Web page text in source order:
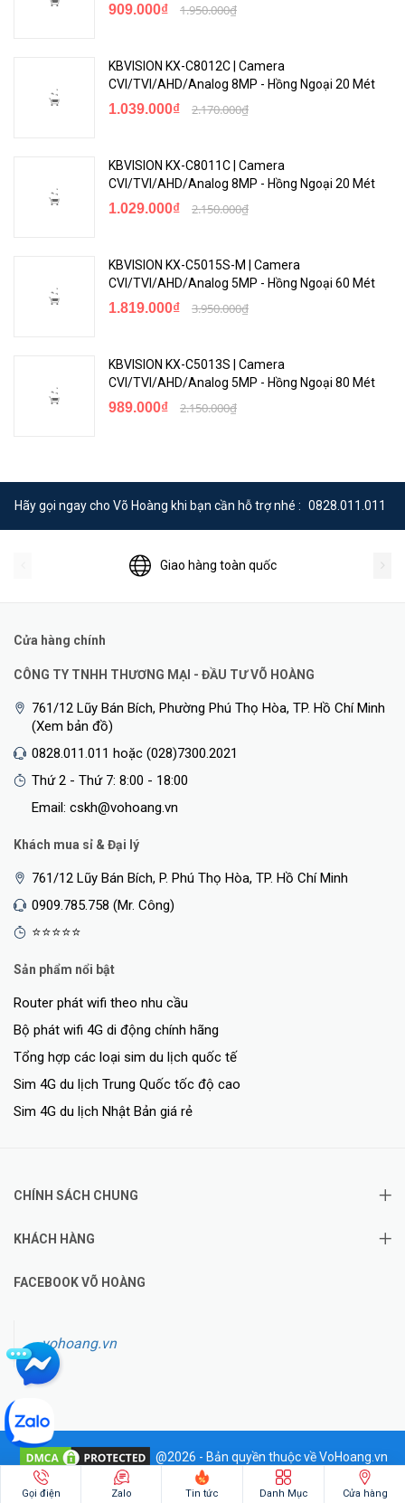
909.000₫ 1.950.000₫
KBVISION KX-C8012C | Camera
CVI/TVI/AHD/Analog 8MP - Hồng Ngoại 20 Mét
1.039.000₫ 2.170.000₫
KBVISION KX-C8011C | Camera
CVI/TVI/AHD/Analog 8MP - Hồng Ngoại 20 Mét
1.029.000₫ 2.150.000₫
KBVISION KX-C5015S-M | Camera
CVI/TVI/AHD/Analog 5MP - Hồng Ngoại 60 Mét
1.819.000₫ 3.950.000₫
KBVISION KX-C5013S | Camera
CVI/TVI/AHD/Analog 5MP - Hồng Ngoại 80 Mét
989.000₫ 2.150.000₫
Hãy gọi ngay cho Võ Hoàng khi bạn cần hỗ trợ nhé : 0828.011.011
Giao hàng toàn quốc
Cửa hàng chính
CÔNG TY TNHH THƯƠNG MẠI - ĐẦU TƯ VÕ HOÀNG
761/12 Lũy Bán Bích, Phường Phú Thọ Hòa, TP. Hồ Chí Minh
(Xem bản đồ)
0828.011.011 hoặc (028)7300.2021
Thứ 2 - Thứ 7: 8:00 - 18:00
Email: cskh@vohoang.vn
Khách mua sỉ & Đại lý
761/12 Lũy Bán Bích, P. Phú Thọ Hòa, TP. Hồ Chí Minh
0909.785.758 (Mr. Công)
⭐⭐⭐⭐⭐
Sản phẩm nổi bật
Router phát wifi theo nhu cầu
Bộ phát wifi 4G di động chính hãng
Tổng hợp các loại sim du lịch quốc tế
Sim 4G du lịch Trung Quốc tốc độ cao
Sim 4G du lịch Nhật Bản giá rẻ
CHÍNH SÁCH CHUNG
KHÁCH HÀNG
FACEBOOK VÕ HOÀNG
vohoang.vn
@2026 - Bản quyền thuộc về VoHoang.vn
Hotline: 0828.011.011
Gọi điện Zalo Tin tức Danh Mục Cửa hàng